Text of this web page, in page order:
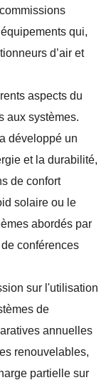
qui,
d’air et
aspects du
aux systèmes.
développé un
et la durabilité,
de confort
solaire ou le
abordés par
conférences
sur l'utilisation
de
annuelles
renouvelables,
partielle sur